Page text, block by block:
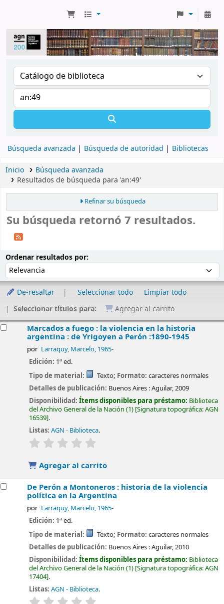
Búsqueda avanzada Búsqueda de autoridad Bibliotecas
Inicio
Búsqueda avanzada
Resultados de búsqueda para 'an:49'
Refinar su búsqueda
Su búsqueda retornó 7 resultados.
Ordenar resultados por:
De-resaltar Seleccionar todo
Limpiar todo
Seleccionar títulos para:
Agregar al carrito
Marcados a fuego : la violencia en la historia
argentina : de Yrigoyen a Perón :1890-1945
por Larraquy, Marcelo, 1965-
Edición: 1ª ed.
Tipo de material:
Texto; Formato: caracteres normales
Detalles de publicación: Buenos Aires :Aguilar,2009
Disponibilidad:Ítems disponibles para préstamo: Biblioteca
del Archivo General de la Nación (1) Signatura topográfica:AGN
16539 .
Listas: AGN - Biblioteca.
valoración
Agregar al carrito
De Perón a Montoneros : historia de la violencia
política en la Argentina
por Larraquy, Marcelo, 1965-
Edición: 1ª ed.
Tipo de material:
Texto; Formato: caracteres normales
Detalles de publicación: Buenos Aires :Aguilar,2010
Disponibilidad:Ítems disponibles para préstamo: Biblioteca
del Archivo General de la Nación (1) Signatura topográfica:AGN
17404 .
Listas: AGN - Biblioteca.
valoración